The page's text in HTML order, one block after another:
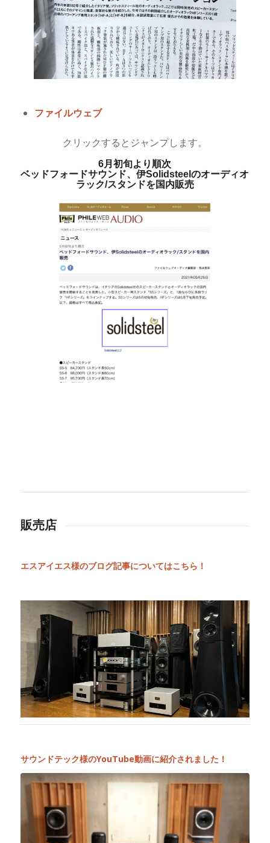
ファイルウェブ
クリックするとジャンプします。
6月初旬より順次
ベッドフォードサウンド、伊Solidsteelのオーディオ
ラック/スタンドを国内販売
販売店
エスアイエス様のブログ記事についてはこちら！
サウンドテック様のYouTube動画に紹介されました！